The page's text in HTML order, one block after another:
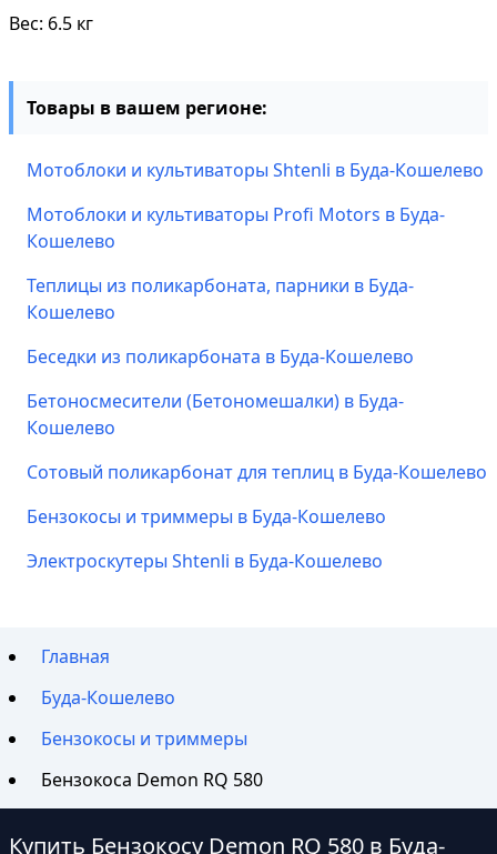
Вес: 6.5 кг
Товары в вашем регионе:
Мотоблоки и культиваторы Shtenli в Буда-Кошелево
Мотоблоки и культиваторы Profi Motors в Буда-
Кошелево
Теплицы из поликарбоната, парники в Буда-
Кошелево
Беседки из поликарбоната в Буда-Кошелево
Бетоносмесители (Бетономешалки) в Буда-
Кошелево
Сотовый поликарбонат для теплиц в Буда-Кошелево
Бензокосы и триммеры в Буда-Кошелево
Электроскутеры Shtenli в Буда-Кошелево
Главная
Буда-Кошелево
Бензокосы и триммеры
Бензокоса Demon RQ 580
Купить Бензокосу Demon RQ 580 в Буда-